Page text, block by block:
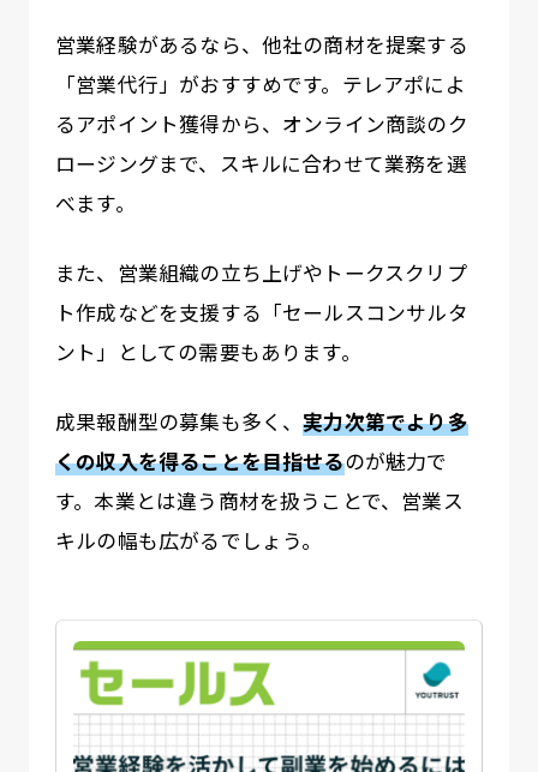
営業経験があるなら、他社の商材を提案する
「営業代行」がおすすめです。テレアポによ
るアポイント獲得から、オンライン商談のク
ロージングまで、スキルに合わせて業務を選
べます。
また、営業組織の立ち上げやトークスクリプ
ト作成などを支援する「セールスコンサルタ
ント」としての需要もあります。
成果報酬型の募集も多く、実力次第でより多
くの収入を得ることを目指せるのが魅力で
す。本業とは違う商材を扱うことで、営業ス
キルの幅も広がるでしょう。